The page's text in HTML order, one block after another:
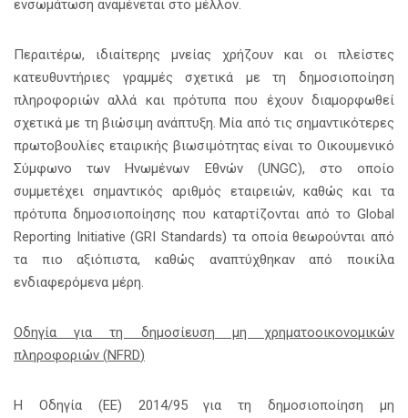
ενσωμάτωση αναμένεται στο μέλλον.
Περαιτέρω, ιδιαίτερης μνείας χρήζουν και οι πλείστες
κατευθυντήριες γραμμές σχετικά με τη δημοσιοποίηση
πληροφοριών αλλά και πρότυπα που έχουν διαμορφωθεί
σχετικά με τη βιώσιμη ανάπτυξη. Μία από τις σημαντικότερες
πρωτοβουλίες εταιρικής βιωσιμότητας είναι το Οικουμενικό
Σύμφωνο των Ηνωμένων Εθνών (UNGC), στο οποίο
συμμετέχει σημαντικός αριθμός εταιρειών, καθώς και τα
πρότυπα δημοσιοποίησης που καταρτίζονται από το Global
Reporting Initiative (GRI Standards) τα οποία θεωρούνται από
τα πιο αξιόπιστα, καθώς αναπτύχθηκαν από ποικίλα
ενδιαφερόμενα μέρη.
Οδηγία για τη δημοσίευση μη χρηματοοικονομικών
πληροφοριών (NFRD)
Η Οδηγία (ΕΕ) 2014/95 για τη δημοσιοποίηση μη